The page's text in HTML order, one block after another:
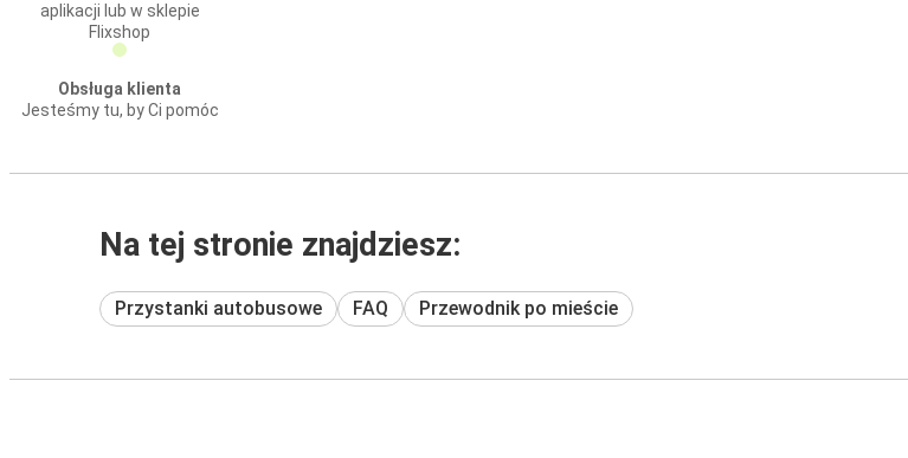
aplikacji lub w sklepie
Flixshop
Obsługa klienta
Jesteśmy tu, by Ci pomóc
Na tej stronie znajdziesz:
Przystanki autobusowe FAQ Przewodnik po mieście